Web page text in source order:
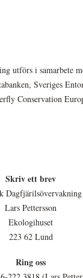
utförs i samarbete
Sveriges
Conservation
Skriv ett brev
Dagfjärilsövervakning
Lars Pettersson
Ekologihuset
223 62 Lund
Ring oss